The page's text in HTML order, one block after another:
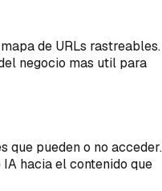
de URLs rastreables.
negocio mas util para
que pueden o no acceder.
hacia el contenido que